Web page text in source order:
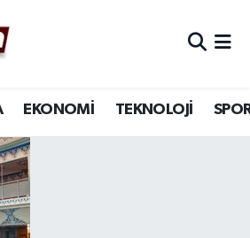
EKONOMİ TEKNOLOJİ
Durumu ve Fikstür